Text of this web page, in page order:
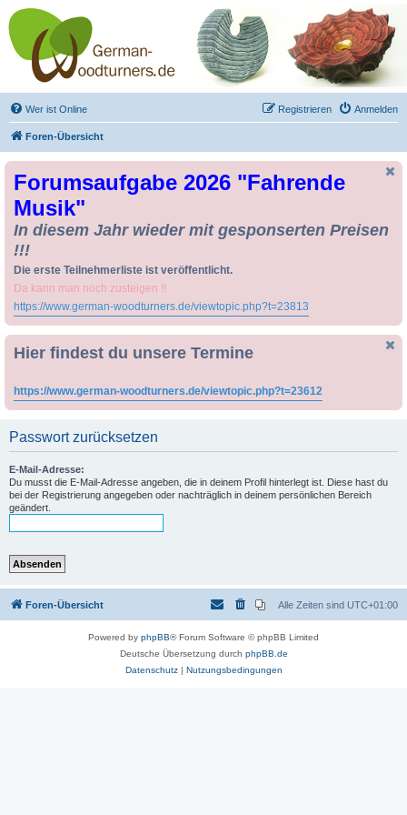
Drechseln und
Kunsthandwerk -
German-Woodturners
*Forum Sauerland*
Der Treffpunkt für Drechsler und Freunde des Kunsthandwerks
Wer ist Online Anmelden
Registrieren
Foren-Übersicht
Forumsaufgabe 2026 "Fahrende
Musik"
In diesem Jahr wieder mit gesponserten Preisen
!!!
Die erste Teilnehmerliste ist veröffentlicht.
Da kann man noch zusteigen !!
https://www.german-woodturners.de/viewtopic.php?t=23813
Hier findest du unsere Termine
https://www.german-woodturners.de/viewtopic.php?t=23612
Passwort zurücksetzen
E-Mail-Adresse:
Du musst die E-Mail-Adresse angeben, die in deinem Profil hinterlegt ist. Diese hast du
bei der Registrierung angegeben oder nachträglich in deinem persönlichen Bereich
geändert.
Foren-Übersicht Alle Zeiten sind UTC+01:00
Powered by phpBB® Forum Software © phpBB Limited
Deutsche Übersetzung durch phpBB.de
Datenschutz| Nutzungsbedingungen